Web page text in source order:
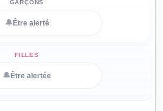
🔔 Être alerté
🔔 Être alertée